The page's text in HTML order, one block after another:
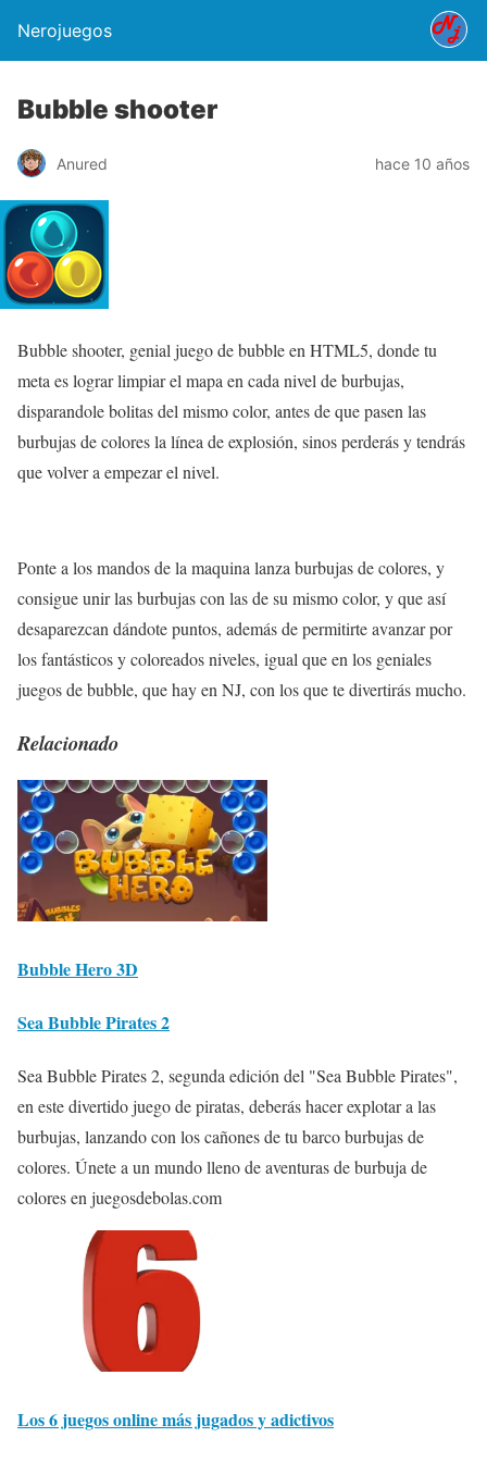
Nerojuegos
Bubble shooter
Anured hace 10 años
Bubble shooter, genial juego de bubble en HTML5, donde tu
meta es lograr limpiar el mapa en cada nivel de burbujas,
disparandole bolitas del mismo color, antes de que pasen las
burbujas de colores la línea de explosión, sinos perderás y tendrás
que volver a empezar el nivel.
Ponte a los mandos de la maquina lanza burbujas de colores, y
consigue unir las burbujas con las de su mismo color, y que así
desaparezcan dándote puntos, además de permitirte avanzar por
los fantásticos y coloreados niveles, igual que en los geniales
juegos de bubble, que hay en NJ, con los que te divertirás mucho.
Relacionado
Bubble Hero 3D
Sea Bubble Pirates 2
Sea Bubble Pirates 2, segunda edición del "Sea Bubble Pirates",
en este divertido juego de piratas, deberás hacer explotar a las
burbujas, lanzando con los cañones de tu barco burbujas de
colores. Únete a un mundo lleno de aventuras de burbuja de
colores en juegosdebolas.com
Los 6 juegos online más jugados y adictivos